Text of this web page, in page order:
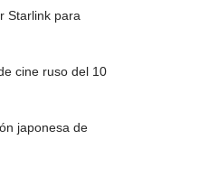
Starlink para
cine ruso del 10
japonesa de